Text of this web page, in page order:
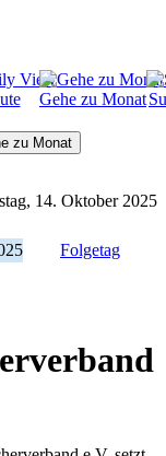
Gehe zu Monat
zu Monat
14. Oktober 2025
Folgetag